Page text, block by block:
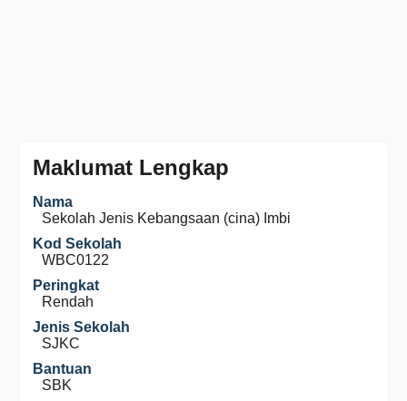
Maklumat Lengkap
Nama
Sekolah Jenis Kebangsaan (cina) Imbi
Kod Sekolah
WBC0122
Peringkat
Rendah
Jenis Sekolah
SJKC
Bantuan
SBK